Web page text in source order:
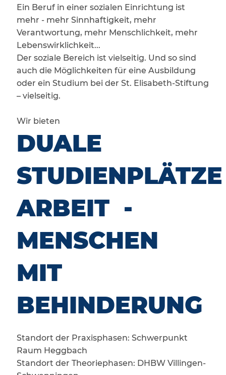
Ein Beruf in einer sozialen Einrichtung ist
mehr - mehr Sinnhaftigkeit, mehr
Verantwortung, mehr Menschlichkeit, mehr
Lebenswirklichkeit...
Der soziale Bereich ist vielseitig. Und so sind
auch die Möglichkeiten für eine Ausbildung
oder ein Studium bei der St. Elisabeth-Stiftung
– vielseitig.
Wir bieten
DUALE
ARBEIT -
MENSCHEN
MIT
BEHINDERUNG
Standort der Praxisphasen: Schwerpunkt
Raum Heggbach
Standort der Theoriephasen: DHBW Villingen-